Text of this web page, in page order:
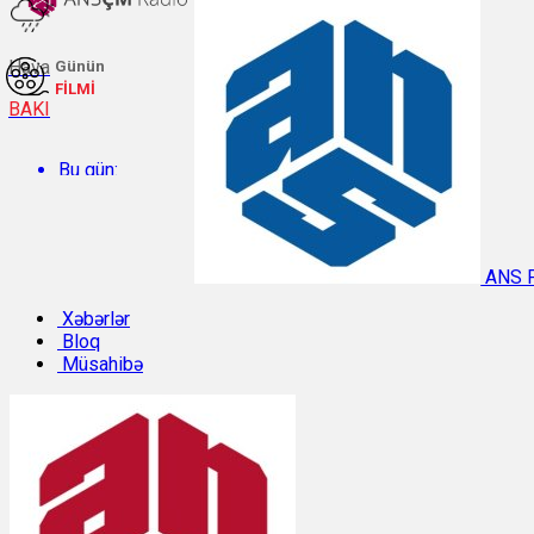
Hava
BAKI
Bu gün:
Temperatur: 30.4°C. Rütubət: 47%.
Sabah:
Günün
FİLMİ
ANS
Xəbərlər
Bloq
Müsahibə